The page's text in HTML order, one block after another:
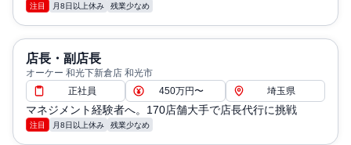
注目 月8日以上休み 残業少なめ
店長・副店長
オーケー 和光下新倉店 和光市
正社員
450万円〜 埼玉県
マネジメント経験者へ。170店舗大手で店長代行に挑戦
注目 月8日以上休み 残業少なめ